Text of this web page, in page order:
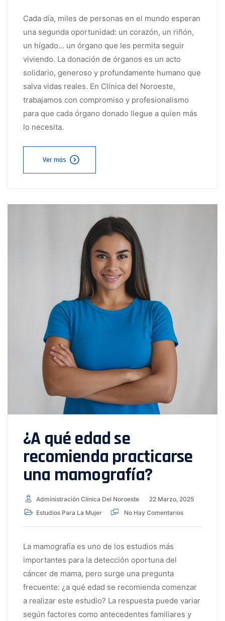
Cada día, miles de personas en el mundo esperan
una segunda oportunidad: un corazón, un riñón,
un hígado… un órgano que les permita seguir
viviendo. La donación de órganos es un acto
solidario, generoso y profundamente humano que
salva vidas reales. En Clínica del Noroeste,
trabajamos con compromiso y profesionalismo
para que cada órgano donado llegue a quien más
lo necesita.
Ver más
¿A qué edad se
recomienda practicarse
una mamografía?
Administración Clínica Del Noroeste
22 Marzo, 2025
Estudios Para La Mujer
No Hay Comentarios
La mamografía es uno de los estudios más
importantes para la detección oportuna del
cáncer de mama, pero surge una pregunta
frecuente: ¿a qué edad se recomienda comenzar
a realizar este estudio? La respuesta puede variar
según factores como antecedentes familiares y